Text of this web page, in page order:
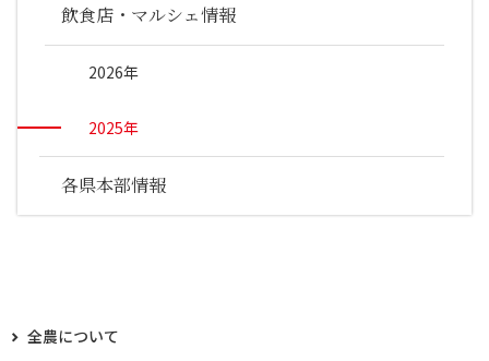
飲食店・マルシェ情報
2026年
2025年
各県本部情報
全農について